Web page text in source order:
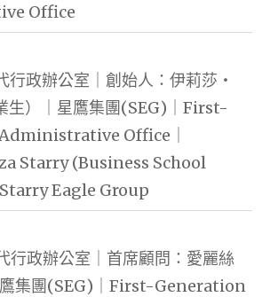
Office
行政辦公室｜創始人：伊莉莎・
生）｜星鷹集團(SEG)｜First-
Office｜
Starry (Business School
Eagle Group
行政辦公室｜首席顧問：愛麗絲
鷹集團(SEG)｜First-Generation